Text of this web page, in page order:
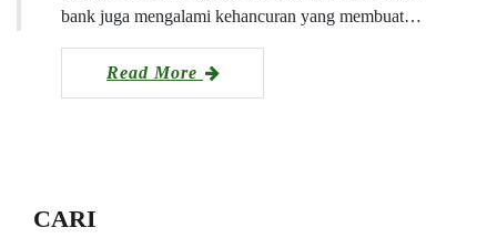
bank juga mengalami kehancuran yang membuat…
Read More
CARI